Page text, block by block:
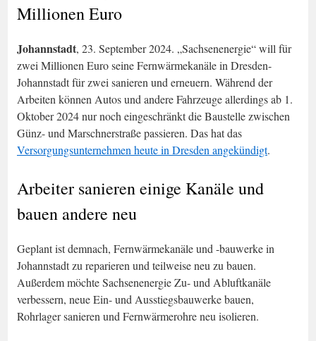
Millionen Euro
Johannstadt, 23. September 2024. „Sachsenenergie“ will für
zwei Millionen Euro seine Fernwärmekanäle in Dresden-
Johannstadt für zwei sanieren und erneuern. Während der
Arbeiten können Autos und andere Fahrzeuge allerdings ab 1.
Oktober 2024 nur noch eingeschränkt die Baustelle zwischen
Günz- und Marschnerstraße passieren. Das hat das
Versorgungsunternehmen heute in Dresden angekündigt.
Arbeiter sanieren einige Kanäle und
bauen andere neu
Geplant ist demnach, Fernwärmekanäle und -bauwerke in
Johannstadt zu reparieren und teilweise neu zu bauen.
Außerdem möchte Sachsenenergie Zu- und Abluftkanäle
verbessern, neue Ein- und Ausstiegsbauwerke bauen,
Rohrlager sanieren und Fernwärmerohre neu isolieren.